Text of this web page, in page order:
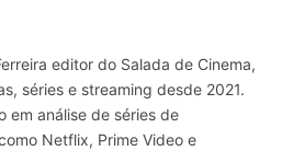
editor do Salada de Cinema,
séries e streaming desde 2021.
em análise de séries de
Netflix, Prime Video e